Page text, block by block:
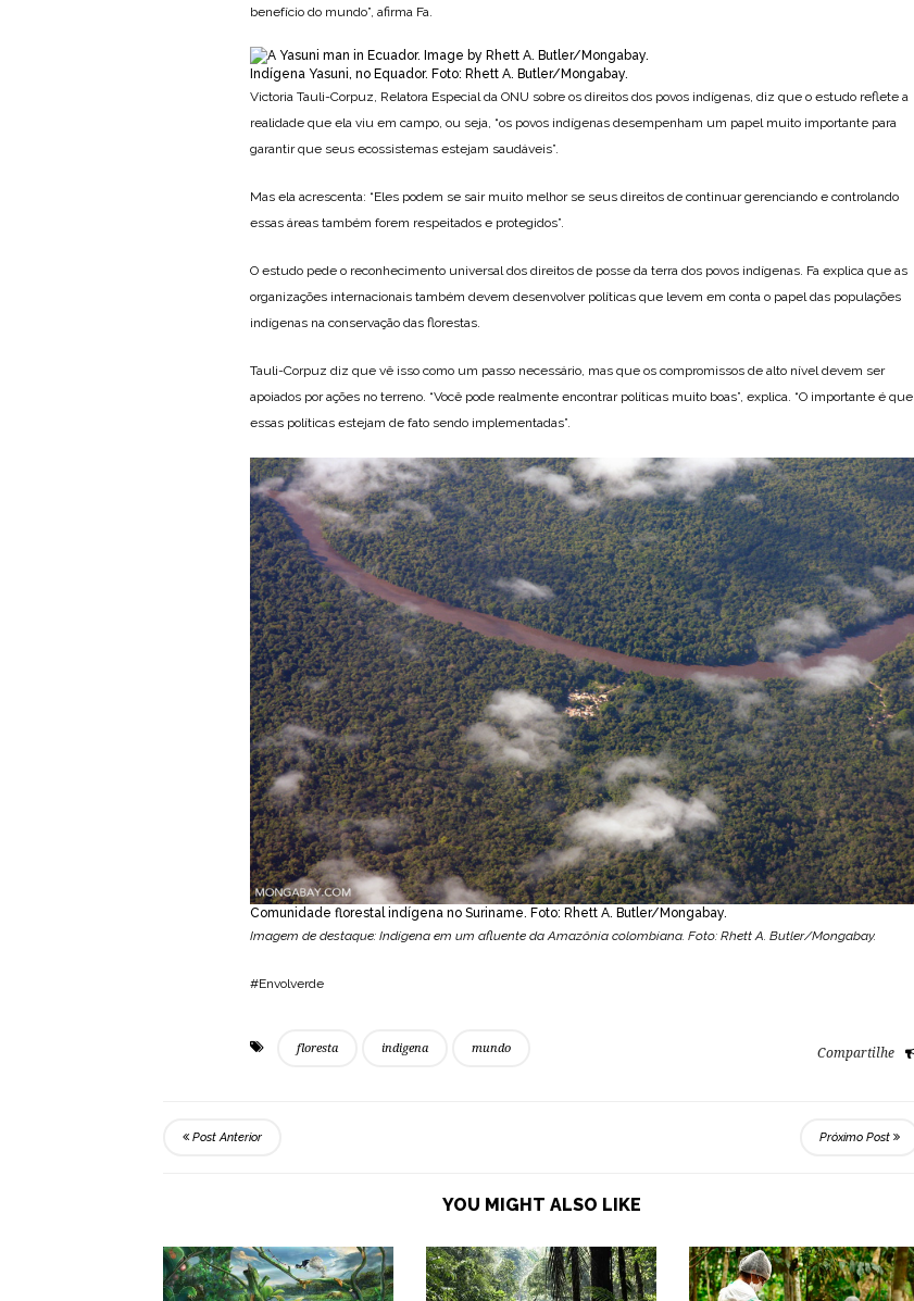
benefício do mundo”, afirma Fa.
Indígena Yasuni, no Equador. Foto: Rhett A. Butler/Mongabay.
Victoria Tauli-Corpuz, Relatora Especial da ONU sobre os direitos dos povos indígenas, diz que o estudo reflete a
realidade que ela viu em campo, ou seja, “os povos indígenas desempenham um papel muito importante para
garantir que seus ecossistemas estejam saudáveis”.
Mas ela acrescenta: “Eles podem se sair muito melhor se seus direitos de continuar gerenciando e controlando
essas áreas também forem respeitados e protegidos”.
O estudo pede o reconhecimento universal dos direitos de posse da terra dos povos indígenas. Fa explica que as
organizações internacionais também devem desenvolver políticas que levem em conta o papel das populações
indígenas na conservação das florestas.
Tauli-Corpuz diz que vê isso como um passo necessário, mas que os compromissos de alto nível devem ser
apoiados por ações no terreno. “Você pode realmente encontrar políticas muito boas”, explica. “O importante é que
essas políticas estejam de fato sendo implementadas”.
Comunidade florestal indígena no Suriname. Foto: Rhett A. Butler/Mongabay.
Imagem de destaque: Indígena em um afluente da Amazônia colombiana. Foto: Rhett A. Butler/Mongabay.
#Envolverde
floresta indigena mundo Compartilhe
Post Anterior Próximo Post
YOU MIGHT ALSO LIKE